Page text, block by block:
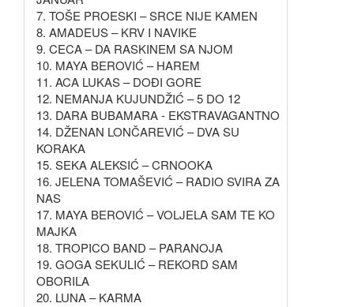
7. TOŠE PROESKI – SRCE NIJE KAMEN
8. AMADEUS – KRV I NAVIKE
9. CECA – DA RASKINEM SA NJOM
10. MAYA BEROVIĆ – HAREM
11. ACA LUKAS – DOĐI GORE
12. NEMANJA KUJUNDŽIĆ – 5 DO 12
13. DARA BUBAMARA - EKSTRAVAGANTNO
14. DŽENAN LONČAREVIĆ – DVA SU
KORAKA
15. SEKA ALEKSIĆ – CRNOOKA
16. JELENA TOMAŠEVIĆ – RADIO SVIRA ZA
NAS
17. MAYA BEROVIĆ – VOLJELA SAM TE KO
MAJKA
18. TROPICO BAND – PARANOJA
19. GOGA SEKULIĆ – REKORD SAM
OBORILA
20. LUNA – KARMA